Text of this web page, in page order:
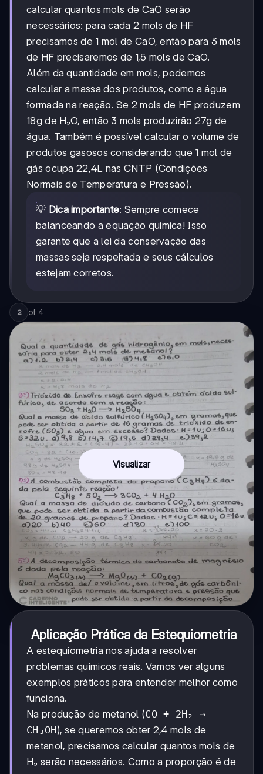
calcular quantos mols de CaO serão
necessários: para cada 2 mols de HF
precisamos de 1 mol de CaO, então para 3 mols
de HF precisaremos de 1,5 mols de CaO.
Além da quantidade em mols, podemos
calcular a massa dos produtos, como a água
formada na reação. Se 2 mols de HF produzem
18g de H₂O, então 3 mols produzirão 27g de
água. Também é possível calcular o volume de
produtos gasosos considerando que 1 mol de
gás ocupa 22,4L nas CNTP (Condições
Normais de Temperatura e Pressão).
💡 Dica importante: Sempre comece
balanceando a equação química! Isso
garante que a lei da conservação das
massas seja respeitada e seus cálculos
estejam corretos.
2 of 4
Visualizar
Aplicação Prática da Estequiometria
A estequiometria nos ajuda a resolver
problemas químicos reais. Vamos ver alguns
exemplos práticos para entender melhor como
funciona.
Na produção de metanol (CO + 2H₂ →
CH₃OH), se queremos obter 2,4 mols de
metanol, precisamos calcular quantos mols de
H₂ serão necessários. Como a proporção é de